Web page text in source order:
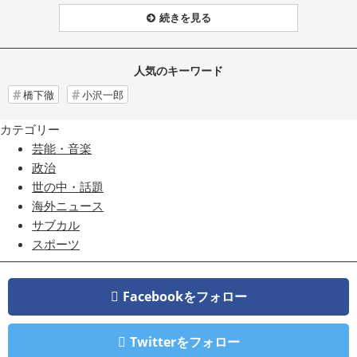
続きを見る
人気のキーワード
橋下徹 小沢一郎
カテゴリー
芸能・音楽
政治
世の中・話題
海外ニュース
サブカル
スポーツ
Facebookをフォロー
Twitterをフォロー